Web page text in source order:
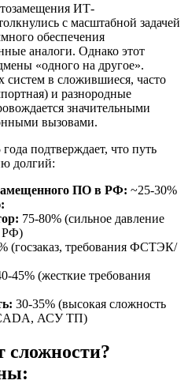
ИТ-
с масштабной задачей
обеспечения
аналоги. Однако этот
«одного на другое».
в сложившиеся, часто
и разнородные
значительными
вызовами.
подтверждает, что путь
долгий:
ПО в РФ: ~25-30%
75-80% (сильное давление
РФ)
(госзаказ, требования ФСТЭК/
45% (жесткие требования
30-35% (высокая сложность
АСУ ТП)
сложности?